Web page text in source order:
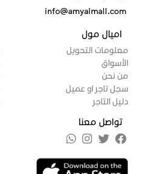
info@amyalmall.com
اميال مول
معلومات التحويل
الأسواق
من نحن
سجل تاجر او عميل
دليل التاجر
تواصل معنا